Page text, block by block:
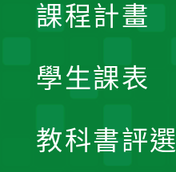
課程計畫
學生課表
教科書評選